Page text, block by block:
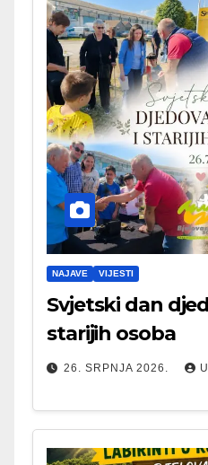
NAJAVE VIJESTI
Svjetski dan
starijih osoba
26. SRPNJA 2026.